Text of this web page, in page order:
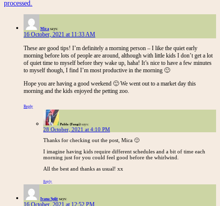
processed.
Mica says:
16 October, 2021 at 11:33 AM
These are good tips! I’m definitely a morning person – I like the quiet early
morning before lots of people are around, although with little kids I don’t get a lot
of quiet time to myself before they wake up, haha! It’s nice to have a few minutes
to myself though, I find I’m most productive in the morning 🙂
Hope you are having a good weekend 🙂 We went out to a market day this
morning and the kids enjoyed the petting zoo.
Reply
Pablo (Fungi) says:
28 October, 2021 at 4:10 PM
Thanks for checking out the post, Mica 🙂
I imagine having kids require different schedules and a bit of time each
morning just for you could feel good before the whirlwind.
All the best and thanks as usual! xx
Reply
Ivana Split says:
16 October, 2021 at 12:52 PM